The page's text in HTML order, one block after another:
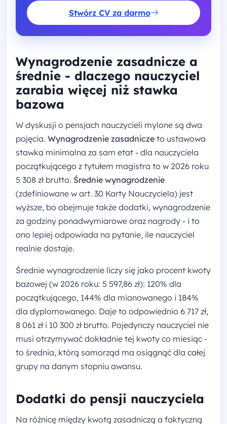
Stwórz CV za darmo
Wynagrodzenie zasadnicze a
średnie - dlaczego nauczyciel
zarabia więcej niż stawka
bazowa
W dyskusji o pensjach nauczycieli mylone są dwa
pojęcia. Wynagrodzenie zasadnicze to ustawowa
stawka minimalna za sam etat - dla nauczyciela
początkującego z tytułem magistra to w 2026 roku
5 308 zł brutto. Średnie wynagrodzenie
(zdefiniowane w art. 30 Karty Nauczyciela) jest
wyższe, bo obejmuje także dodatki, wynagrodzenie
za godziny ponadwymiarowe oraz nagrody - i to
ono lepiej odpowiada na pytanie, ile nauczyciel
realnie dostaje.
Średnie wynagrodzenie liczy się jako procent kwoty
bazowej (w 2026 roku: 5 597,86 zł): 120% dla
początkującego, 144% dla mianowanego i 184%
dla dyplomowanego. Daje to odpowiednio 6 717 zł,
8 061 zł i 10 300 zł brutto. Pojedynczy nauczyciel nie
musi otrzymywać dokładnie tej kwoty co miesiąc -
to średnia, którą samorząd ma osiągnąć dla całej
grupy na danym stopniu awansu.
Dodatki do pensji nauczyciela
Na różnicę między kwotą zasadniczą a faktyczną